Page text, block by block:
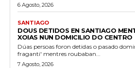
6 Agosto, 2026
SANTIAGO
DOUS DETIDOS EN SANTIAGO
XOIAS NUN DOMICILIO DO CENTRO
Dúas persoas foron detidas o pasado
fraganti' mentres roubaban...
7 Agosto, 2026